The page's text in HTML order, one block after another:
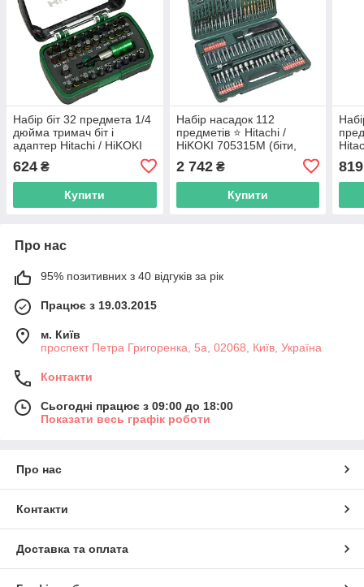
Набір біт 32 предмета 1/4
дюйма тримач біт і
адаптер Hitachi / HiKOKI
624 ₴
Купити
Набір насадок 112
предметів ⭐️ Hitachi /
HiKOKI 705315M (біти,
свердел) у кейсі
2 742₴
Купити
819
Про нас
95% позитивних з 40 відгуків за рік
Працює з 19.03.2015
м. Київ
проспект Петра Григоренка, 5а, 02068, Київ, Україна
Контакти
Сьогодні працює з 09:00 до 18:00
Показати весь графік роботи
Про нас
Контакти
Доставка та оплата